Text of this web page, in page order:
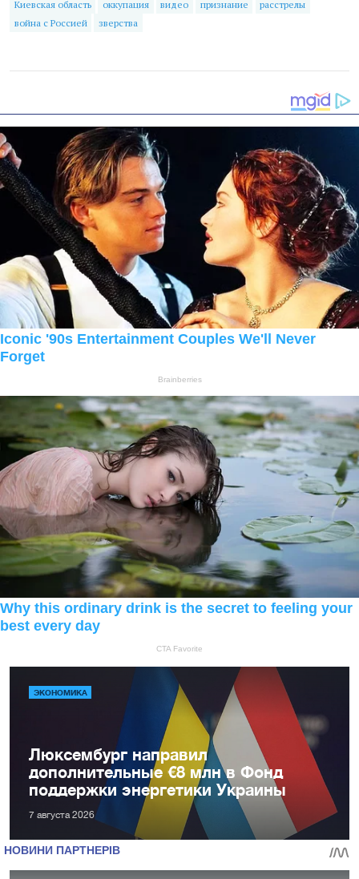
Киевская область оккупация видео признание
расстрелы
война с Россией
зверства
ЭКОНОМИКА
Люксембург направил
дополнительные €8 млн в Фонд
поддержки энергетики Украины
7 августа 2026